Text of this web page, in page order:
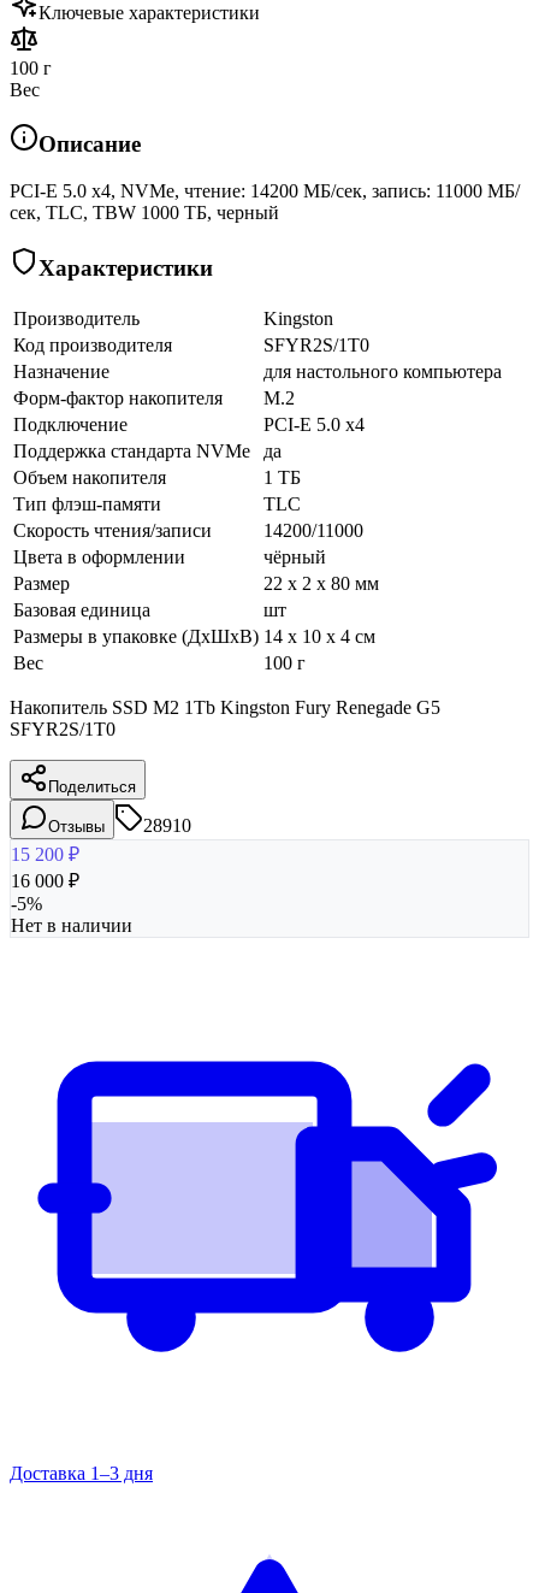
Ключевые характеристики
100 г
Вес
Описание
PCI-E 5.0 x4, NVMe, чтение: 14200 МБ/сек, запись: 11000 МБ/
сек, TLC, TBW 1000 ТБ, черный
Характеристики
Производитель
Kingston
Код производителя
SFYR2S/1T0
Назначение
для настольного компьютера
Форм-фактор накопителя
M.2
Подключение
PCI-E 5.0 x4
Поддержка стандарта NVMe
да
Объем накопителя
1 ТБ
Тип флэш-памяти
TLC
Скорость чтения/записи
14200/11000
Цвета в оформлении
чёрный
Размер
22 x 2 x 80 мм
Базовая единица
шт
Размеры в упаковке (ДхШхВ) 14 x 10 x 4 см
Вес
100 г
Накопитель SSD M2 1Tb Kingston Fury Renegade G5
SFYR2S/1T0
Поделиться
Отзывы
28910
15 200 ₽
16 000 ₽
-5%
Нет в наличии
Доставка 1–3 дня